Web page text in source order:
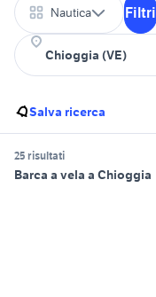
Nautica Filtri
Salva ricerca
25 risultati
Barca a vela a Chioggia